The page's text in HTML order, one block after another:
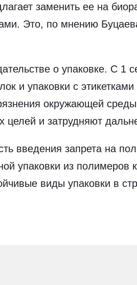
заменить ее на
Это, по мнению
о упаковке. С 1
и упаковки с
окружающей
целей и затрудняют
введения запрета на
упаковки из полимеров
виды упаковки в